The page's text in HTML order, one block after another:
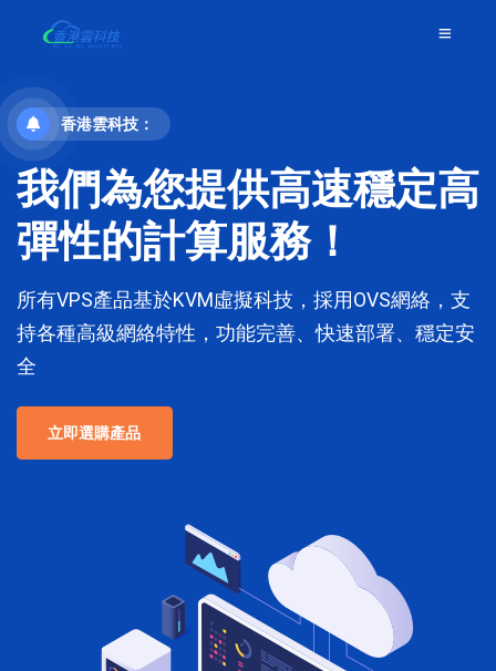
香港雲科技：
我們為您提供高速穩定高
彈性的計算服務！
所有VPS產品基於KVM虛擬科技，採用OVS網絡，支
持各種高級網絡特性，功能完善、快速部署、穩定安
全
立即選購產品